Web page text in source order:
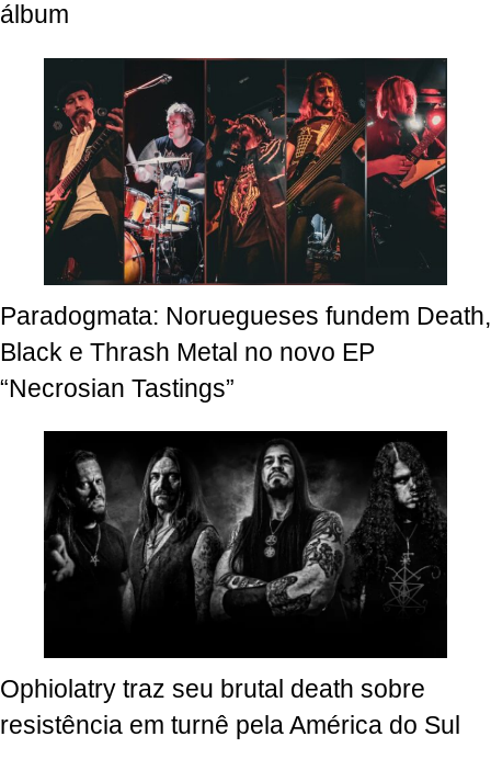
álbum
Paradogmata: Noruegueses fundem Death,
Black e Thrash Metal no novo EP
“Necrosian Tastings”
Ophiolatry traz seu brutal death sobre
resistência em turnê pela América do Sul